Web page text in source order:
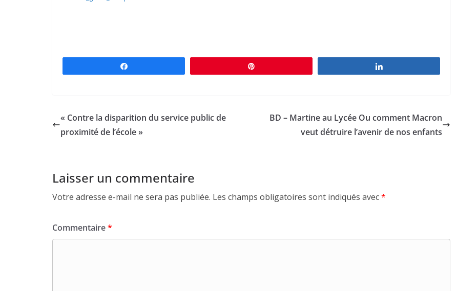
« Contre la disparition du service public de
proximité de l’école »
BD – Martine au Lycée Ou comment Macron
veut détruire l’avenir de nos enfants
Laisser un commentaire
Votre adresse e-mail ne sera pas publiée. Les champs obligatoires sont indiqués avec*
Commentaire*